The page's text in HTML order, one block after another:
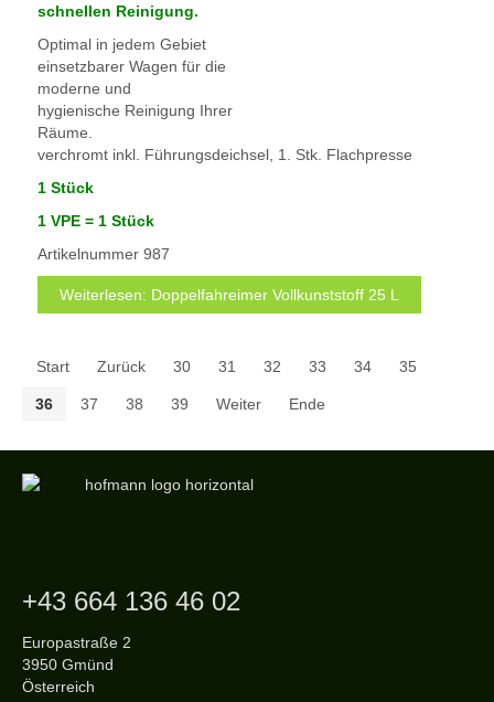
schnellen Reinigung.
Optimal in jedem Gebiet
einsetzbarer Wagen für die
moderne und
hygienische Reinigung Ihrer
Räume.
verchromt inkl. Führungsdeichsel, 1. Stk. Flachpresse
1 Stück
1 VPE = 1 Stück
Artikelnummer 987
Weiterlesen: Doppelfahreimer Vollkunststoff 25 L
Start Zurück 30 31 32 33 34 35
36 37 38 39 Weiter Ende
+43 664 136 46 02
Europastraße 2
3950 Gmünd
Österreich